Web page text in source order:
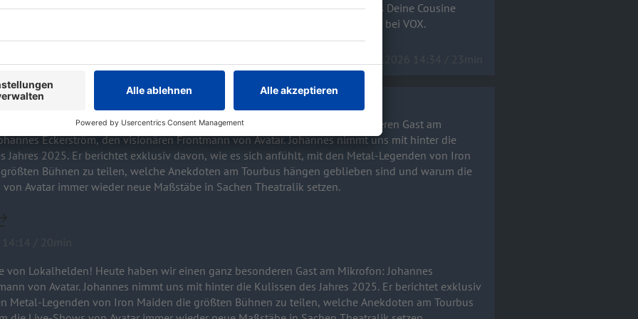
der Letzte am Tresen? Im ROCK ANTENNE Hamburg Interview gibt uns Deine Cousine
Sing meinen Song - Das Tauschkonzert startet am 14. April um 20:15 Uhr bei VOX.
Avatar
zu einer neuen Folge von Lokalhelden! Heute haben wir einen ganz besonderen Gast am
Eckerström, den visionären Frontmann von Avatar. Johannes nimmt uns mit hinter die
Jahres 2025. Er berichtet exklusiv davon, wie es sich anfühlt, mit den Metal-Legenden von Iron
Bühnen zu teilen, welche Anekdoten am Tourbus hängen geblieben sind und warum die
Avatar immer wieder neue Maßstäbe in Sachen Theatralik setzen.
Lokalhelden! Heute haben wir einen ganz besonderen Gast am Mikrofon: Johannes
des Jahres 2025. Er berichtet exklusiv
Metal-Legenden von Iron Maiden die größten Bühnen zu teilen, welche Anekdoten am Tourbus